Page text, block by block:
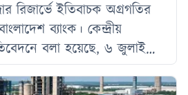
রিজার্ভে ইতিবাচক অগ্রগতির
ব্যাংক। কেন্দ্রীয়
বলা হয়েছে, ৬ জুলাই
বৈদেশিক মুদ্রার রিজার্ভের
হাজার ৮৪৭ দশমিক ৭৭